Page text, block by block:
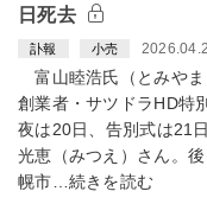
日死去
訃報 小売
富山睦浩氏（とみやま
創業者・サツドラHD特
夜は20日、告別式は21
光恵（みつえ）さん。
幌市…続きを読む